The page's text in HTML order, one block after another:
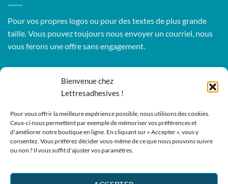
Bienvenue chez
Lettresadhesives !
Pour vous offrir la meilleure expérience possible, nous utilisons des cookies.
Ceux-ci nous permettent par exemple de mémoriser vos préférences et
d'améliorer notre boutique en ligne. En cliquant sur « Accepter », vous y
consentez. Vous préférez décider vous-même de ce que nous pouvons suivre
ou non ? Il vous suffit d'ajuster vos paramètres.
Pour vos propres logos ou pour des textes de plus grande
taille. Vous pouvez toujours nous envoyer un courriel, nous
vous ferons une offre sans engagement.
Informations sur les magasins
Activity Invest bvba - KHL
Kempische Steenweg 274
3500 Hasselt - Belgique BE0862447190
Téléphone :+32 11 261499